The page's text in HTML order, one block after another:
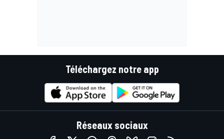
Téléchargez notre app
Réseaux sociaux